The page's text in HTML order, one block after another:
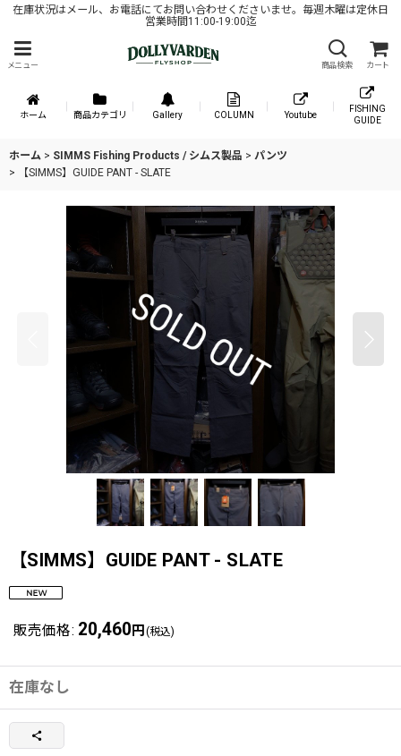
在庫状況はメール、お電話にてお問い合わせくださいませ。毎週木曜は定休日
営業時間11:00-19:00迄
メニュー 商品検索 カート
ホーム 商品カテゴリ Gallery COLUMN Youtube
FISHING
GUIDE
ホーム > SIMMS Fishing Products / シムス製品 > パンツ
>
【SIMMS】GUIDE PANT - SLATE
【SIMMS】GUIDE PANT - SLATE
販売価格: 20,460 円 (税込)
在庫なし